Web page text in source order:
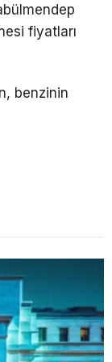
fiyatları
benzinin